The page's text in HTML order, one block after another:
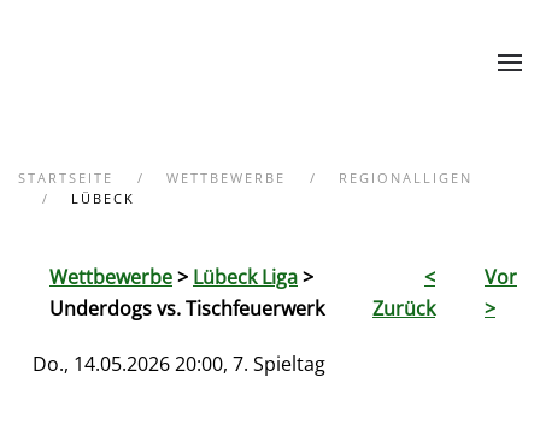
STARTSEITE WETTBEWERBE
REGIONALLIGEN
LÜBECK
Wettbewerbe> Lübeck Liga>
Underdogs vs. Tischfeuerwerk
<
Zurück
Vor
>
Do., 14.05.2026 20:00, 7. Spieltag